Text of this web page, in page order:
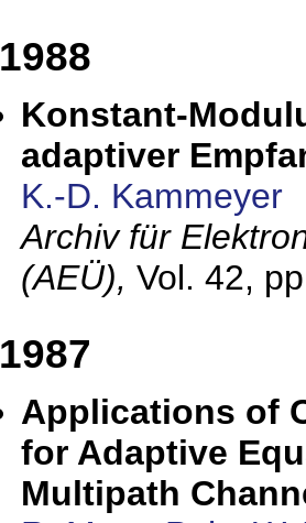
1988
Konstant-
adaptiver
K.-D. Kammeyer
Archiv für
(AEÜ), Vol. 42,
1987
Applications of
for Adaptive
Multipath